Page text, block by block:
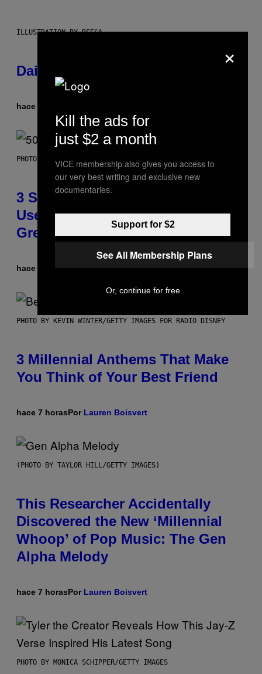
ILLUSTRATION BY REESA.
Daily Horoscope: August 7, 2026
hace 1 hora
PHOTO BY GREGORY BOJORQUEZ/GETTY IMAGES
3 Songs That Were Commonly
Used As a Ringtone or Voicemail
Greeting in the 2000s
hace 6 horasPorDan Milam
PHOTO BY KEVIN WINTER/GETTY IMAGES FOR RADIO DISNEY
3 Millennial Anthems That Make
You Think of Your Best Friend
hace 7 horasPor Lauren Boisvert
(PHOTO BY TAYLOR HILL/GETTY IMAGES)
This Researcher Accidentally
Discovered the New ‘Millennial
Whoop’ of Pop Music: The Gen
Alpha Melody
hace 7 horasPor Lauren Boisvert
PHOTO BY MONICA SCHIPPER/GETTY IMAGES
×
Kill the ads for
just $2 a month
VICE membership also gives you access to
our very best writing and exclusive new
documentaries.
Support for $2
See All Membership Plans
Or, continue for free